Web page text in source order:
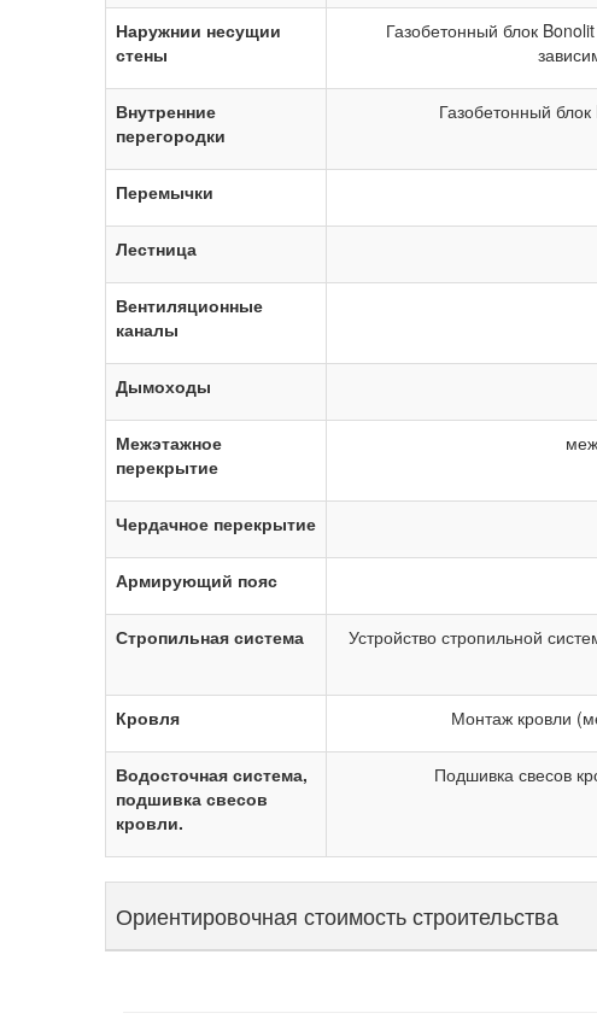
Наружнии несущии
стены
Газобетонный блок
Внутренние
перегородки
Газобетонный
Перемычки
Лестница
Вентиляционные
каналы
Дымоходы
Межэтажное
перекрытие
Чердачное перекрытие
Армирующий пояс
Стропильная система
Устройство стропильной
Кровля Монтаж кровли
Водосточная система,
подшивка свесов
кровли.
Подшивка свесов
Ориентировочная стоимость строительства